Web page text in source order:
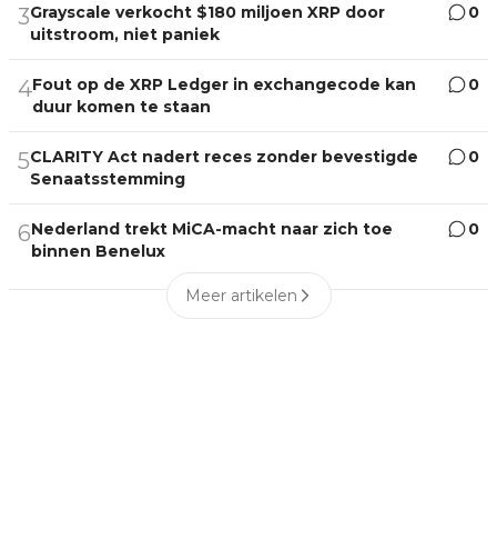
3Grayscale verkocht $180 miljoen XRP door
uitstroom, niet paniek
0
4Fout op de XRP Ledger in exchangecode kan
duur komen te staan
0
5CLARITY Act nadert reces zonder bevestigde
Senaatsstemming
0
6Nederland trekt MiCA-macht naar zich toe
binnen Benelux
0
Meer artikelen